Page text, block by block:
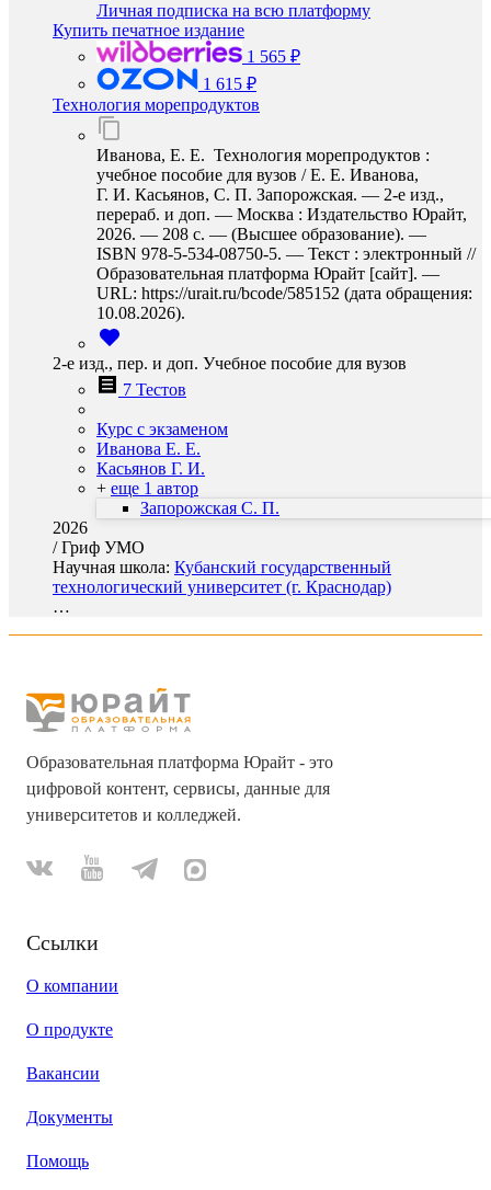
Личная подписка на всю платформу
Купить печатное издание
1 565 ₽
1 615 ₽
Технология морепродуктов
Иванова, Е. Е. Технология морепродуктов :
учебное пособие для вузов / Е. Е. Иванова,
Г. И. Касьянов, С. П. Запорожская. — 2-е изд.,
перераб. и доп. — Москва : Издательство Юрайт,
2026. — 208 с. — (Высшее образование). —
ISBN 978-5-534-08750-5. — Текст : электронный //
Образовательная платформа Юрайт [сайт]. —
URL: https://urait.ru/bcode/585152 (дата обращения:
10.08.2026).
2-е изд., пер. и доп. Учебное пособие для вузов
7 Тестов
Курс с экзаменом
Иванова Е. Е.
Касьянов Г. И.
+ еще 1 автор
Запорожская С. П.
2026
/Гриф УМО
Научная школа: Кубанский государственный
технологический университет (г. Краснодар)
…
Образовательная платформа Юрайт - это
цифровой контент, сервисы, данные для
университетов и колледжей.
Ссылки
О компании
О продукте
Вакансии
Документы
Помощь